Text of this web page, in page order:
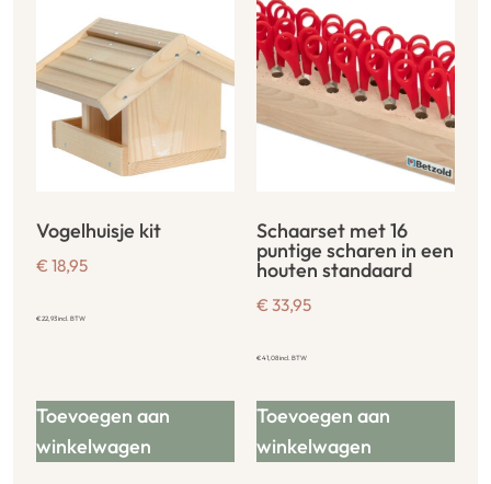
Vogelhuisje kit
€ 18,95
€22,93incl. BTW
Toevoegen aan
winkelwagen
Schaarset met 16
puntige scharen in een
houten standaard
€ 33,95
€41,08incl. BTW
Toevoegen aan
winkelwagen